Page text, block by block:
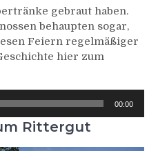
gebraut haben.
behaupten sogar,
Feiern regelmäßiger
hier zum
00:00
Rittergut